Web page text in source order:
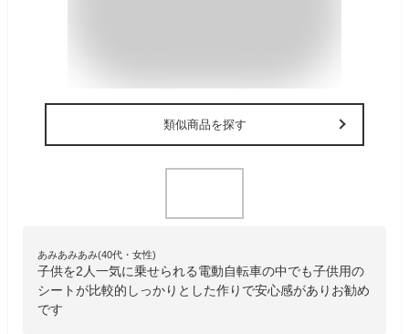
類似商品を探す
あみあみあみ(40代・女性)
子供を2人一気に乗せられる電動自転車の中でも子供用の
シートが比較的しっかりとした作りで安心感がありお勧め
です